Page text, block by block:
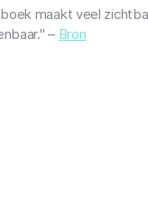
maakt veel
– Bron